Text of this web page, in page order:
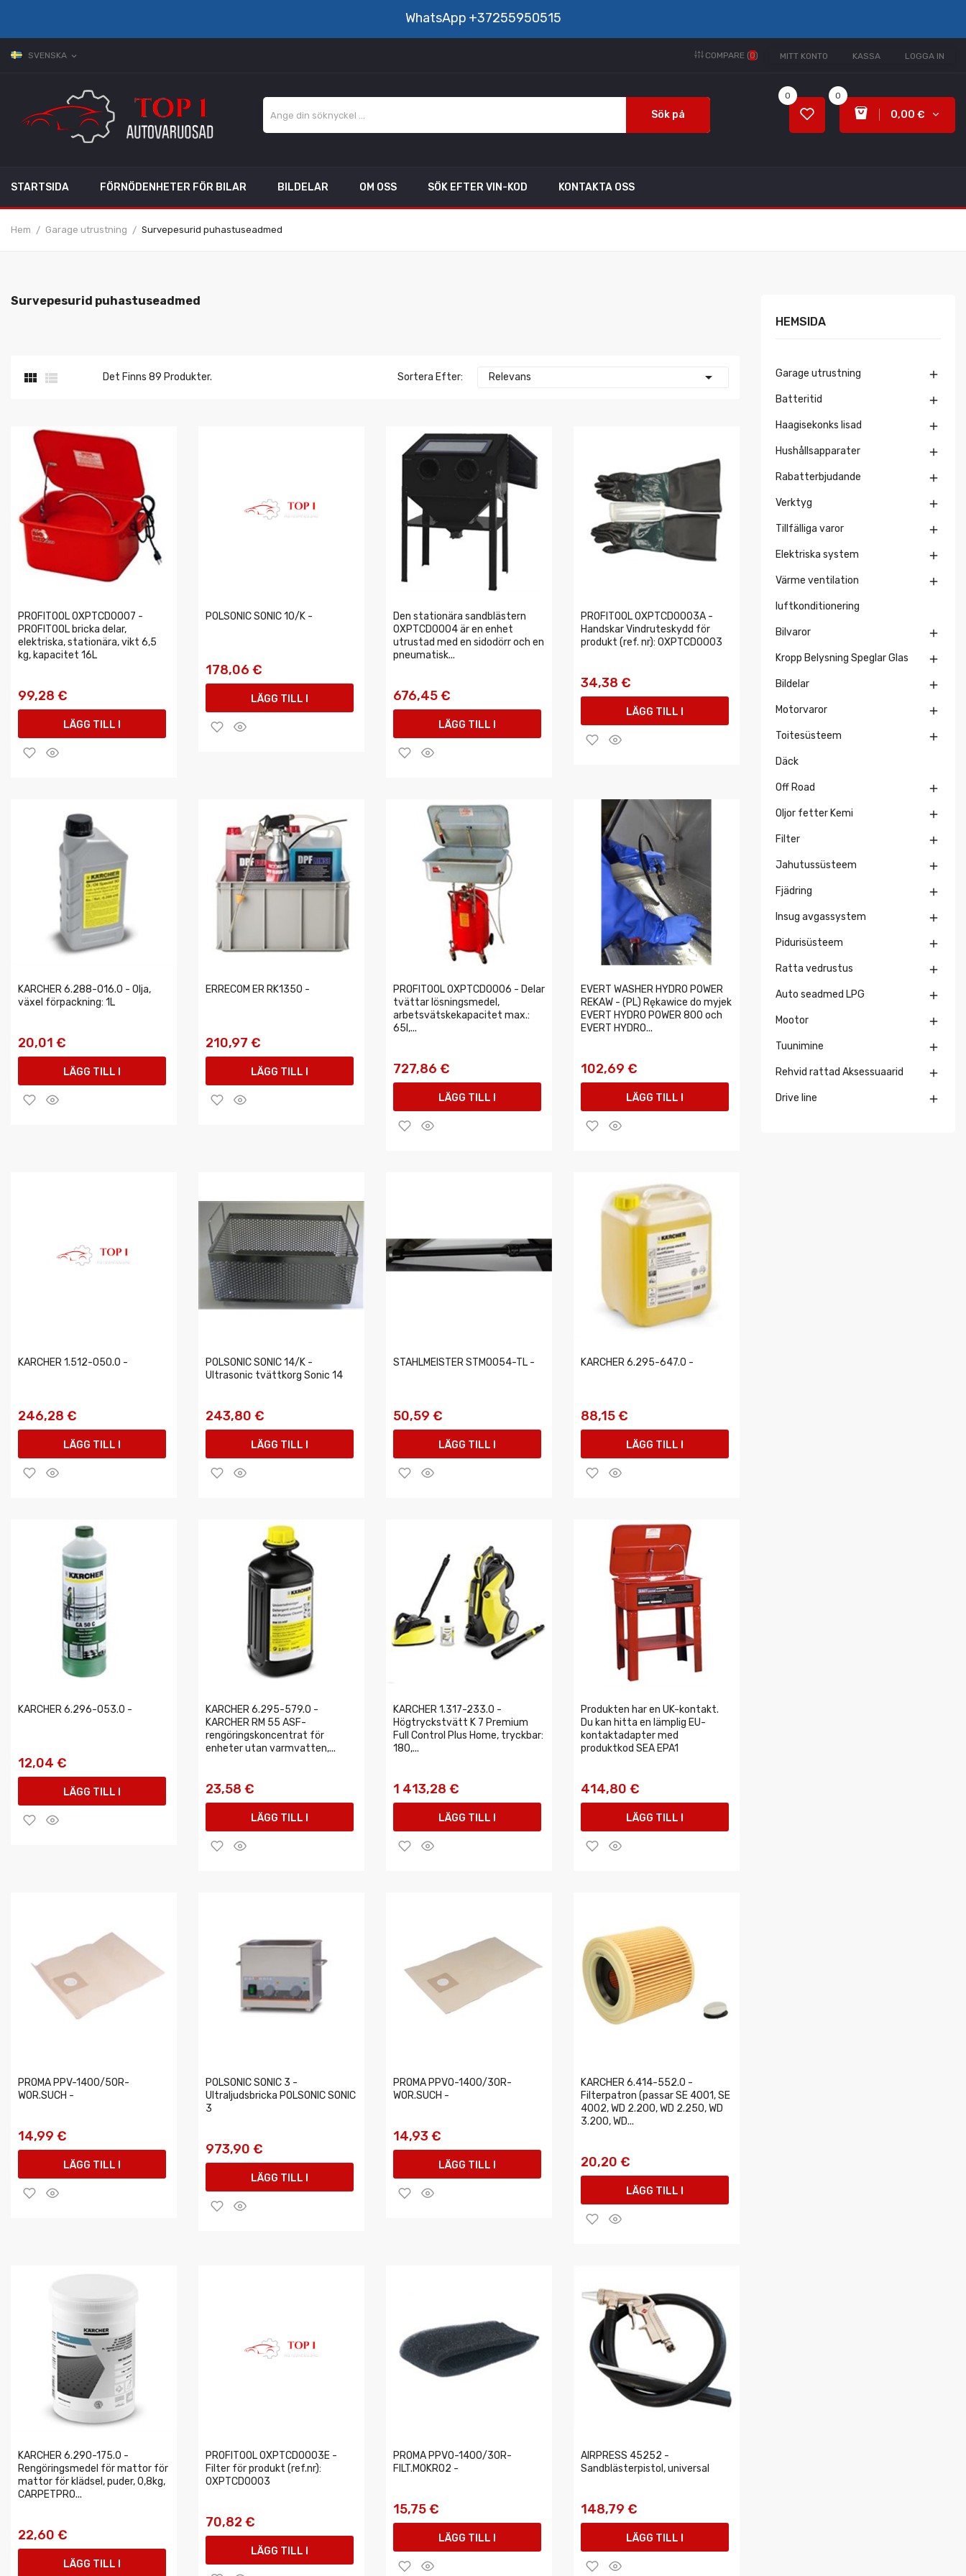
WhatsApp +37255950515
SVENSKA expand_more MITT KONTO KASSA LOGGA IN
COMPARE (0)
Sök på
0
0,00 €
0
STARTSIDA FÖRNÖDENHETER FÖR BILAR BILDELAR OM OSS SÖK EFTER VIN-KOD KONTAKTA OSS
Hem Garage utrustning Survepesurid puhastuseadmed
Survepesurid puhastuseadmed
  Det Finns 89 Produkter. Sortera Efter: Relevans 
PROFITOOL 0XPTCD0007 -
PROFITOOL bricka delar,
elektriska, stationära, vikt 6,5
kg, kapacitet 16L
99,28 €
LÄGG TILL I
VARUKORGEN
POLSONIC SONIC 10/K -
178,06 €
LÄGG TILL I
VARUKORGEN
Den stationära sandblästern
0XPTCD0004 är en enhet
utrustad med en sidodörr och en
pneumatisk...
676,45 €
LÄGG TILL I
VARUKORGEN
PROFITOOL 0XPTCD0003A -
Handskar Vindruteskydd för
produkt (ref. nr): 0XPTCD0003
34,38 €
LÄGG TILL I
VARUKORGEN
KARCHER 6.288-016.0 - Olja,
växel förpackning: 1L
20,01 €
LÄGG TILL I
VARUKORGEN
ERRECOM ER RK1350 -
210,97 €
LÄGG TILL I
VARUKORGEN
PROFITOOL 0XPTCD0006 - Delar
tvättar lösningsmedel,
arbetsvätskekapacitet max.:
65l,...
727,86 €
LÄGG TILL I
VARUKORGEN
EVERT WASHER HYDRO POWER
REKAW - (PL) Rękawice do myjek
EVERT HYDRO POWER 800 och
EVERT HYDRO...
102,69 €
LÄGG TILL I
VARUKORGEN
KARCHER 1.512-050.0 -
246,28 €
LÄGG TILL I
VARUKORGEN
POLSONIC SONIC 14/K -
Ultrasonic tvättkorg Sonic 14
243,80 €
LÄGG TILL I
VARUKORGEN
STAHLMEISTER STM0054-TL -
50,59 €
LÄGG TILL I
VARUKORGEN
KARCHER 6.295-647.0 -
88,15 €
LÄGG TILL I
VARUKORGEN
KARCHER 6.296-053.0 -
12,04 €
LÄGG TILL I
VARUKORGEN
KARCHER 6.295-579.0 -
KARCHER RM 55 ASF-
rengöringskoncentrat för
enheter utan varmvatten,...
23,58 €
LÄGG TILL I
VARUKORGEN
KARCHER 1.317-233.0 -
Högtryckstvätt K 7 Premium
Full Control Plus Home, tryckbar:
180,...
1 413,28 €
LÄGG TILL I
VARUKORGEN
Produkten har en UK-kontakt.
Du kan hitta en lämplig EU-
kontaktadapter med
produktkod SEA EPA1
414,80 €
LÄGG TILL I
VARUKORGEN
PROMA PPV-1400/50R-
WOR.SUCH -
14,99 €
LÄGG TILL I
VARUKORGEN
POLSONIC SONIC 3 -
Ultraljudsbricka POLSONIC SONIC
3
973,90 €
LÄGG TILL I
VARUKORGEN
PROMA PPVO-1400/30R-
WOR.SUCH -
14,93 €
LÄGG TILL I
VARUKORGEN
KARCHER 6.414-552.0 -
Filterpatron (passar SE 4001, SE
4002, WD 2.200, WD 2.250, WD
3.200, WD...
20,20 €
LÄGG TILL I
VARUKORGEN
KARCHER 6.290-175.0 -
Rengöringsmedel för mattor för
mattor för klädsel, puder, 0,8kg,
CARPETPRO...
22,60 €
LÄGG TILL I
PROFITOOL 0XPTCD0003E -
Filter för produkt (ref.nr):
0XPTCD0003
70,82 €
LÄGG TILL I
PROMA PPVO-1400/30R-
FILT.MOKRO2 -
15,75 €
LÄGG TILL I
VARUKORGEN
AIRPRESS 45252 -
Sandblästerpistol, universal
148,79 €
LÄGG TILL I
VARUKORGEN
HEMSIDA
Garage utrustning 
Batteritid 
Haagisekonks lisad 
Hushållsapparater 
Rabatterbjudande 
Verktyg 
Tillfälliga varor 
Elektriska system 
Värme ventilation
luftkonditionering

Bilvaror 
Kropp Belysning Speglar Glas 
Bildelar 
Motorvaror 
Toitesüsteem 
Däck
Off Road 
Oljor fetter Kemi 
Filter 
Jahutussüsteem 
Fjädring 
Insug avgassystem 
Pidurisüsteem 
Ratta vedrustus 
Auto seadmed LPG 
Mootor 
Tuunimine 
Rehvid rattad Aksessuaarid 
Drive line 